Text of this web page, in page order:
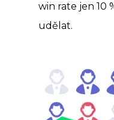
win rate jen 10
udělat.